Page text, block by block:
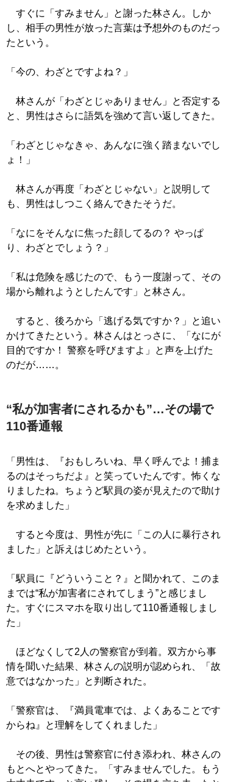
すぐに「すみません」と謝った林さん。しか
し、相手の男性が放った言葉は予想外のものだっ
たという。
「今の、わざとですよね？」
林さんが「わざとじゃありません」と否定する
と、男性はさらに語気を強めて言い返してきた。
「わざとじゃなきゃ、あんなに強く踏まないでし
ょ！」
林さんが再度「わざとじゃない」と説明して
も、男性はしつこく絡んできたそうだ。
「なにをそんなに焦った顔してるの？ やっぱ
り、わざとでしょう？」
「私は危険を感じたので、もう一度謝って、その
場から離れようとしたんです」と林さん。
すると、後ろから「逃げる気ですか？」と追い
かけてきたという。林さんはとっさに、「なにが
目的ですか！ 警察を呼びますよ」と声を上げた
のだが……。
“私が加害者にされるかも”…その場で
110番通報
「男性は、『おもしろいね、早く呼んでよ！捕ま
るのはそっちだよ』と笑っていたんです。怖くな
りましたね。ちょうど駅員の姿が見えたので助け
を求めました」
すると今度は、男性が先に「この人に暴行され
ました」と訴えはじめたという。
「駅員に『どういうこと？』と聞かれて、このま
までは“私が加害者にされてしまう”と感じまし
た。すぐにスマホを取り出して110番通報しまし
た」
ほどなくして2人の警察官が到着。双方から事
情を聞いた結果、林さんの説明が認められ、「故
意ではなかった」と判断された。
「警察官は、『満員電車では、よくあることです
からね』と理解をしてくれました」
その後、男性は警察官に付き添われ、林さんの
もとへとやってきた。「すみませんでした。もう